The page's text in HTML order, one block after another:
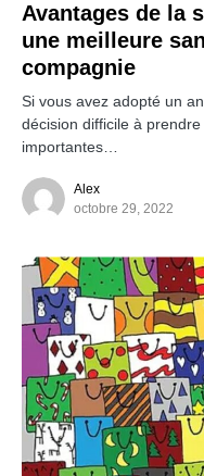
Avantages de la
une meilleure
compagnie
Si vous avez adopté un
décision difficile à
importantes…
Alex
octobre 29, 2022